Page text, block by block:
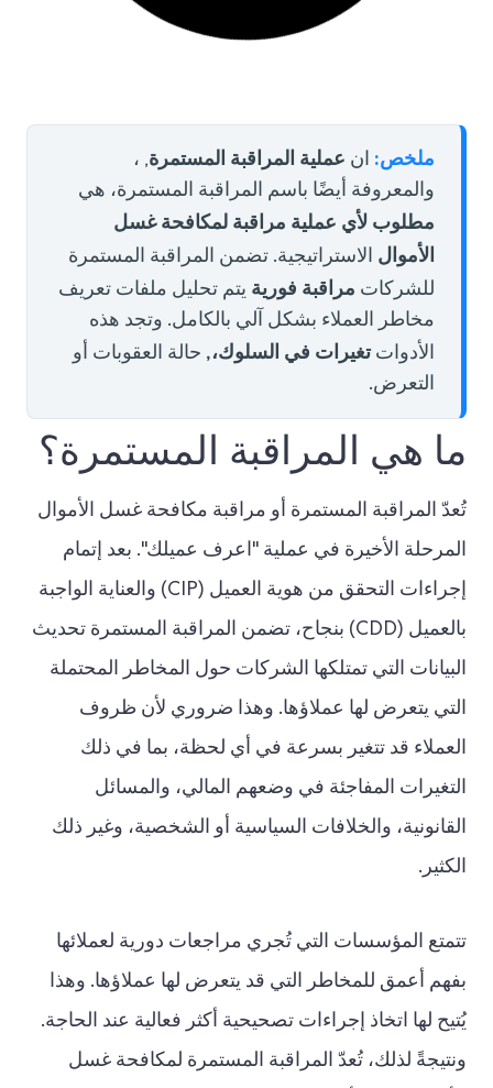
ملخص: ان عملية المراقبة المستمرة, ،
والمعروفة أيضًا باسم المراقبة المستمرة، هي
مطلوب لأي عملية مراقبة لمكافحة غسل
الأموال الاستراتيجية. تضمن المراقبة المستمرة
للشركات مراقبة فورية يتم تحليل ملفات تعريف
مخاطر العملاء بشكل آلي بالكامل. وتجد هذه
الأدوات تغيرات في السلوك،, حالة العقوبات أو
التعرض.
ما هي المراقبة المستمرة؟
تُعدّ المراقبة المستمرة أو مراقبة مكافحة غسل الأموال
المرحلة الأخيرة في عملية "اعرف عميلك". بعد إتمام
إجراءات التحقق من هوية العميل (CIP) والعناية الواجبة
بالعميل (CDD) بنجاح، تضمن المراقبة المستمرة تحديث
البيانات التي تمتلكها الشركات حول المخاطر المحتملة
التي يتعرض لها عملاؤها. وهذا ضروري لأن ظروف
العملاء قد تتغير بسرعة في أي لحظة، بما في ذلك
التغيرات المفاجئة في وضعهم المالي، والمسائل
القانونية، والخلافات السياسية أو الشخصية، وغير ذلك
الكثير.
تتمتع المؤسسات التي تُجري مراجعات دورية لعملائها
بفهم أعمق للمخاطر التي قد يتعرض لها عملاؤها. وهذا
يُتيح لها اتخاذ إجراءات تصحيحية أكثر فعالية عند الحاجة.
ونتيجةً لذلك، تُعدّ المراقبة المستمرة لمكافحة غسل